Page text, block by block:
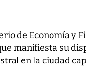
de Economía y
manifiesta su
en la ciudad